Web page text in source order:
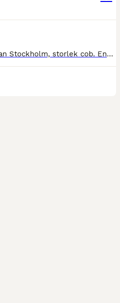
Svarta boots från Equestrian Stockholm, storlek cob. Endast testade med prislappen kvar.